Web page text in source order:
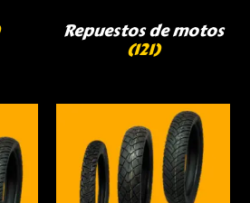
Repuestos de motos
(121)